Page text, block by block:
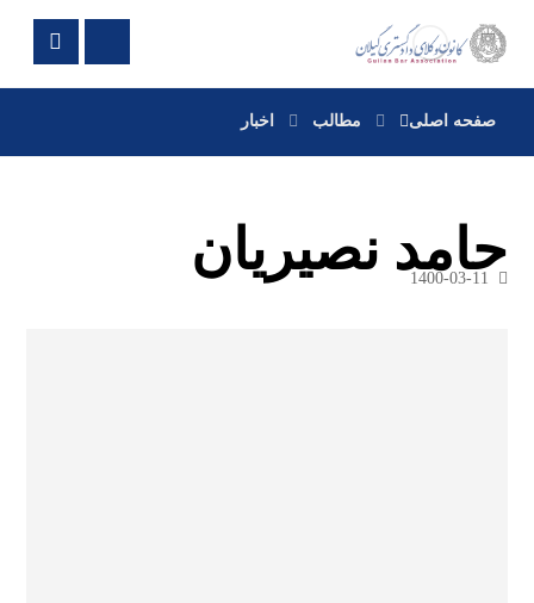
صفحه اصلی مطالب اخبار
حامد نصیریان
1400-03-11